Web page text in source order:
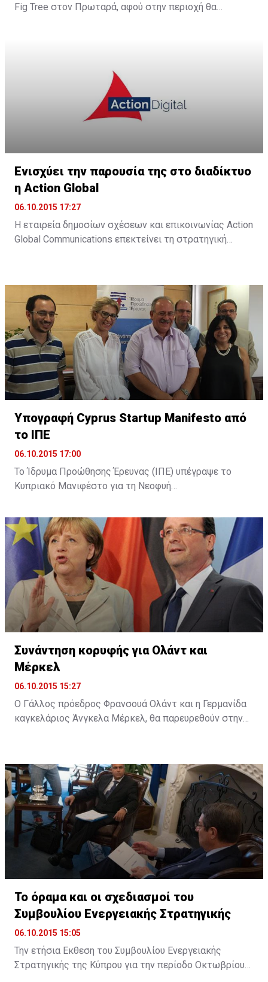
Fig Tree στον Πρωταρά, αφού στην περιοχή θα
Ενισχύει την παρουσία της στο διαδίκτυο
η Action Global
06.10.2015 17:27
Η εταιρεία δημοσίων σχέσεων και επικοινωνίας Action
Global Communications επεκτείνει τη στρατηγική
διαδικτυακό περιβάλλον, η Action Digital και η Action
Global Communications θα είναι σε θέση να
προσφέρουν πλήρως ολοκληρωμένες και ...
Υπογραφή Cyprus Startup Manifesto από
το ΙΠΕ
06.10.2015 17:00
Το Ίδρυμα Προώθησης Έρευνας (ΙΠΕ) υπέγραψε το
Κυπριακό Μανιφέστο για τη Νεοφυή
Μανιφέστου το ΙΠΕ επιβεβαίωσε τη στήριξή του για
τη θέσπιση ενός πλαισίου για την υποστήριξη της
ίδρυσης και λειτουργίας νέων καινοτόμων
επιχειρήσεων στην Κύπρο, καθώς και τη βελτίωση του
επιχειρηματικού οικοσυστήματος.
Συνάντηση κορυφής για Ολάντ και
Μέρκελ
06.10.2015 15:27
Ο Γάλλος πρόεδρος Φρανσουά Ολάντ και η Γερμανίδα
καγκελάριος Άνγκελα Μέρκελ, θα παρευρεθούν στην
πρέπει να αντιμετωπίσει η ΕΕ.
Το όραμα και οι σχεδιασμοί του
Συμβουλίου Ενεργειακής Στρατηγικής
06.10.2015 15:05
Την ετήσια Εκθεση του Συμβουλίου Ενεργειακής
Στρατηγικής της Κύπρου για την περίοδο Οκτωβρίου